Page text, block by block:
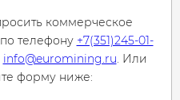
коммерческое
телефону +7(351)245-01-
info@euromining.ru. Или
форму ниже: